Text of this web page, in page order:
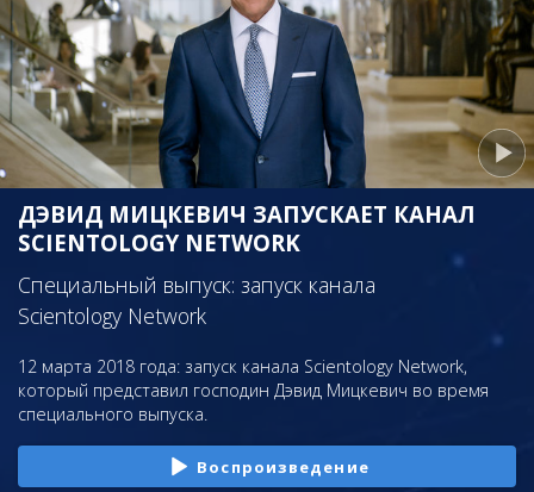
ДЭВИД МИЦКЕВИЧ ЗАПУСКАЕТ КАНАЛ
SCIENTOLOGY NETWORK
Специальный выпуск: запуск канала
Scientology Network
12 марта 2018 года: запуск канала Scientology Network,
который представил господин Дэвид Мицкевич во время
специального выпуска.
Воспроизведение